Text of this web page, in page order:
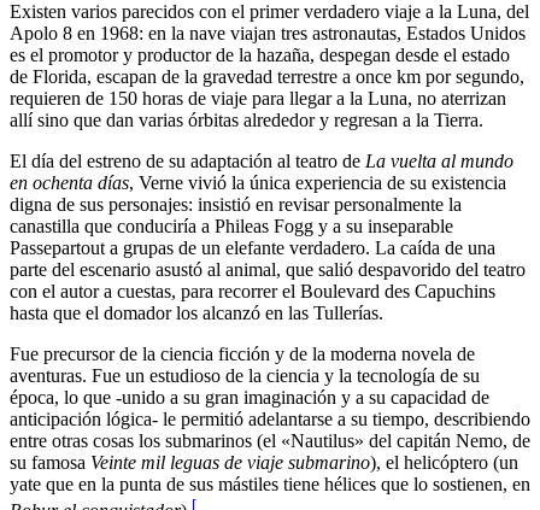
Existen varios parecidos con el primer verdadero viaje a la Luna, del
Apolo 8 en 1968: en la nave viajan tres astronautas, Estados Unidos
es el promotor y productor de la hazaña, despegan desde el estado
de Florida, escapan de la gravedad terrestre a once km por segundo,
requieren de 150 horas de viaje para llegar a la Luna, no aterrizan
allí sino que dan varias órbitas alrededor y regresan a la Tierra.
El día del estreno de su adaptación al teatro de La vuelta al mundo
en ochenta días, Verne vivió la única experiencia de su existencia
digna de sus personajes: insistió en revisar personalmente la
canastilla que conduciría a Phileas Fogg y a su inseparable
Passepartout a grupas de un elefante verdadero. La caída de una
parte del escenario asustó al animal, que salió despavorido del teatro
con el autor a cuestas, para recorrer el Boulevard des Capuchins
hasta que el domador los alcanzó en las Tullerías.
Fue precursor de la ciencia ficción y de la moderna novela de
aventuras. Fue un estudioso de la ciencia y la tecnología de su
época, lo que -unido a su gran imaginación y a su capacidad de
anticipación lógica- le permitió adelantarse a su tiempo, describiendo
entre otras cosas los submarinos (el «Nautilus» del capitán Nemo, de
su famosa Veinte mil leguas de viaje submarino), el helicóptero (un
yate que en la punta de sus mástiles tiene hélices que lo sostienen, en
[